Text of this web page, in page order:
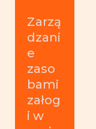
Zarzą
dzani
e
zaso
bami
załog
i w